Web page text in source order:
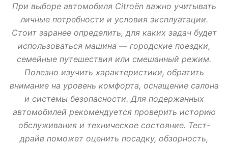
При выборе автомобиля Citroën важно учитывать
личные потребности и условия эксплуатации.
Стоит заранее определить, для каких задач будет
использоваться машина — городские поездки,
семейные путешествия или смешанный режим.
Полезно изучить характеристики, обратить
внимание на уровень комфорта, оснащение салона
и системы безопасности. Для подержанных
автомобилей рекомендуется проверить историю
обслуживания и техническое состояние. Тест-
драйв поможет оценить посадку, обзорность,